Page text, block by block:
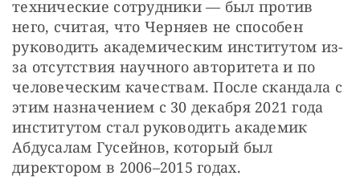
технические сотрудники — был против
него, считая, что Черняев не способен
руководить академическим институтом из-
за отсутствия научного авторитета и по
человеческим качествам. После скандала с
этим назначением с 30 декабря 2021 года
институтом стал руководить академик
Абдусалам Гусейнов, который был
директором в 2006–2015 годах.